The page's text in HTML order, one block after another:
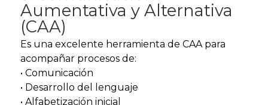
Aumentativa y Alternativa
(CAA)
Es una excelente herramienta de CAA para
acompañar procesos de:
• Comunicación
• Desarrollo del lenguaje
• Alfabetización inicial